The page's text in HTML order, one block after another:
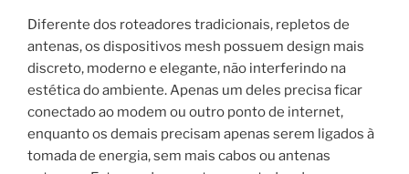
Diferente dos roteadores tradicionais, repletos de
antenas, os dispositivos mesh possuem design mais
discreto, moderno e elegante, não interferindo na
estética do ambiente. Apenas um deles precisa ficar
conectado ao modem ou outro ponto de internet,
enquanto os demais precisam apenas serem ligados à
tomada de energia, sem mais cabos ou antenas